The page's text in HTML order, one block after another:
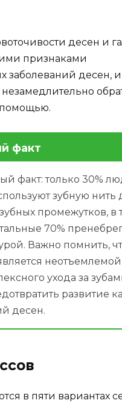
десен и
признаками
заболеваний десен, и
незамедлительно
помощью.
факт
факт: только 30%
зубную нить
промежутков, в
70%
Важно помнить,
неотъемлемой
ухода за
развитие
десен.
в пяти вариантах